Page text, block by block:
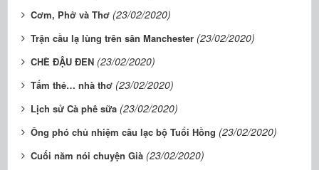
Cơm, Phở và Thơ (23/02/2020)
Trận cầu lạ lùng trên sân Manchester (23/02/2020)
CHÈ ĐẬU ĐEN (23/02/2020)
Tấm thẻ… nhà thơ (23/02/2020)
Lịch sử Cà phê sữa (23/02/2020)
Ông phó chủ nhiệm câu lạc bộ Tuổi Hồng (23/02/2020)
Cuối năm nói chuyện Già (23/02/2020)